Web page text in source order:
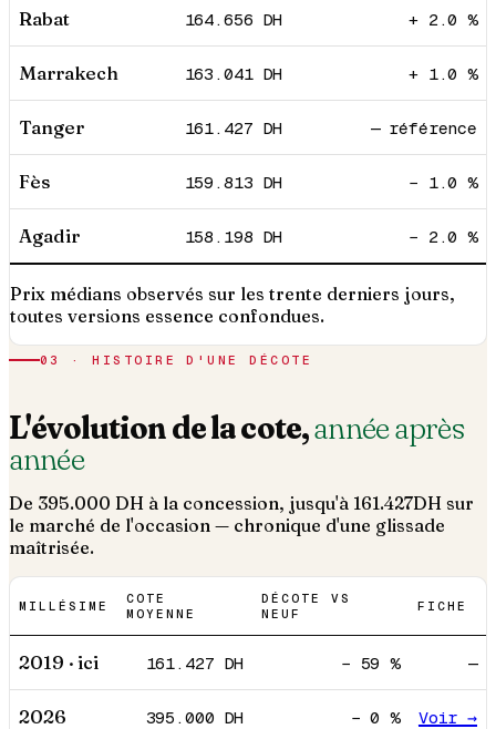
Rabat 164.656 DH + 2.0 %
Marrakech 163.041DH + 1.0 %
Tanger 161.427 DH — référence
Fès 159.813 DH − 1.0 %
Agadir 158.198 DH − 2.0 %
Prix médians observés sur les trente derniers jours,
toutes versions essence confondues.
03 · HISTOIRE D'UNE DÉCOTE
L'évolution de la cote,année après
année
De 395.000 DH à la concession, jusqu'à 161.427DH sur
le marché de l'occasion — chronique d'une glissade
maîtrisée.
MILLÉSIME
COTE
MOYENNE
DÉCOTE VS
NEUF
FICHE
2019 · ici 161.427 DH − 59 % —
2026 395.000 DH −0 % Voir →